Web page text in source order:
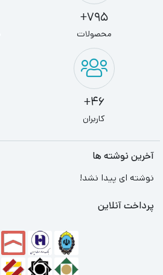
795+
محصولات
46+
کاربران
آخرین نوشته ها
نوشته ای پیدا نشد!
پرداخت آنلاین